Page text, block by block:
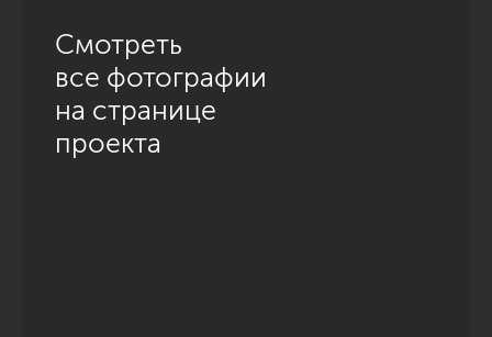
Смотреть
все фотографии
на странице
проекта